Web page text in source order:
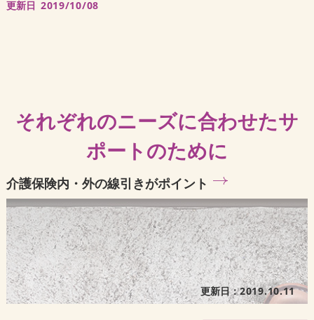
更新日 2019/10/08
それぞれのニーズに合わせたサ
ポートのために
介護保険内・外の線引きがポイント
更新日：2019.10.11